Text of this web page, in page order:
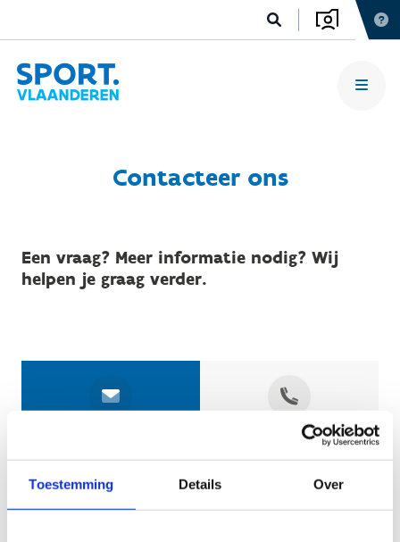
Toestemming Details Over
Contacteer ons
Een vraag? Meer informatie nodig? Wij
helpen je graag verder.